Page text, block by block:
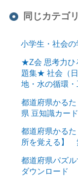
同じカテゴ
小学生・社会
★Z会 思考力ひ
題集★ 社会（
地・水の循環・
都道府県かる
県 豆知識カー
都道府県かる
所を覚える】
都道府県パズ
ダウンロード